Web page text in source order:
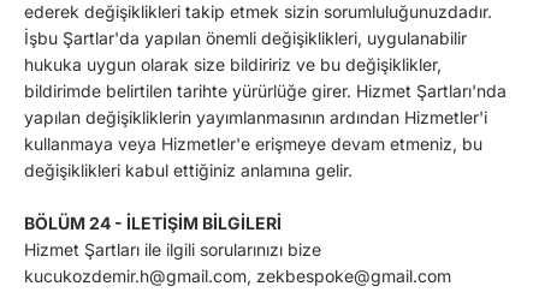
ederek değişiklikleri takip etmek sizin sorumluluğunuzdadır.
İşbu Şartlar'da yapılan önemli değişiklikleri, uygulanabilir
hukuka uygun olarak size bildiririz ve bu değişiklikler,
bildirimde belirtilen tarihte yürürlüğe girer. Hizmet Şartları'nda
yapılan değişikliklerin yayımlanmasının ardından Hizmetler'i
kullanmaya veya Hizmetler'e erişmeye devam etmeniz, bu
değişiklikleri kabul ettiğiniz anlamına gelir.
BÖLÜM 24 - İLETİŞİM BİLGİLERİ
Hizmet Şartları ile ilgili sorularınızı bize
kucukozdemir.h@gmail.com, zekbespoke@gmail.com